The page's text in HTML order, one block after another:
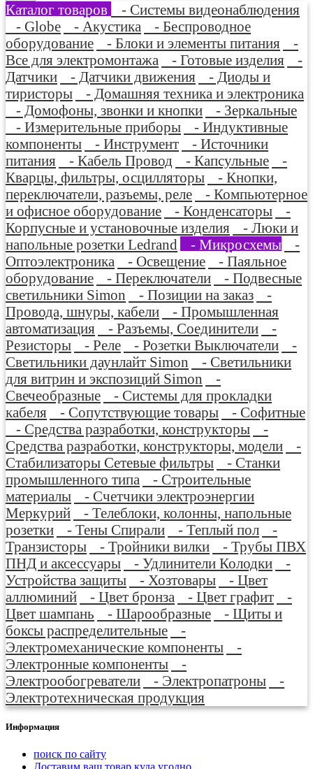
Каталог товаров
- Системы видеонаблюдения
- Globe
- Акустика
- Беспроводное
оборудование
- Блоки и элементы питания
-
Все для электромонтажа
- Готовые изделия
-
Датчики
- Датчики движения
- Диоды и
тиристоры
- Домашняя техника и электроника
- Домофоны, звонки и кнопки
- Зеркальные
- Измерительные приборы
- Индуктивные
компоненты
- Инструмент
- Источники
питания
- Кабель Провод - Капсульные
-
Кварцы, фильтры, осцилляторы
- Кнопки,
переключатели, разъемы, реле
- Компьютерное
и офисное оборудование
- Конденсаторы
-
Корпусные и установочные изделия
- Люки и
напольные розетки Ledrand
- Микросхемы
-
Оптоэлектроника
- Освещение
- Паяльное
оборудование
- Переключатели
- Подвесные
светильники Simon
- Позиции на заказ
-
Провода, шнуры, кабели
- Промышленная
автоматизация
- Разъемы, Соединители
-
Резисторы
- Реле - Розетки Выключатели
-
Светильники даунлайт Simon
- Светильники
для витрин и экспозиций Simon
-
Свечеобразные
- Системы для прокладки
кабеля
- Сопутствующие товары
- Софитные
- Средства разработки, конструкторы
-
Средства разработки, конструкторы, модели
-
Стабилизаторы Сетевые фильтры
- Станки
промышленного типа
- Строительные
материалы
- Счетчики электроэнергии
Меркурий
- Телеблоки, колонны, напольные
розетки
- Тены Спирали - Теплый пол
-
Транзисторы
- Тройники вилки
- Трубы ПВХ
ПНД и аксессуары
- Удлинители Колодки
-
Устройства защиты
- Хозтовары
- Цвет
аллюминий
- Цвет бронза - Цвет графит
-
Цвет шампань
- Шарообразные
- Щиты и
боксы распределительные
-
Электромеханические компоненты
-
Электронные компоненты
-
Электрообогреватели
- Электропатроны
-
Электротехническая продукция
Информация
поиск по сайту
Доставим ваш товар куда угодно